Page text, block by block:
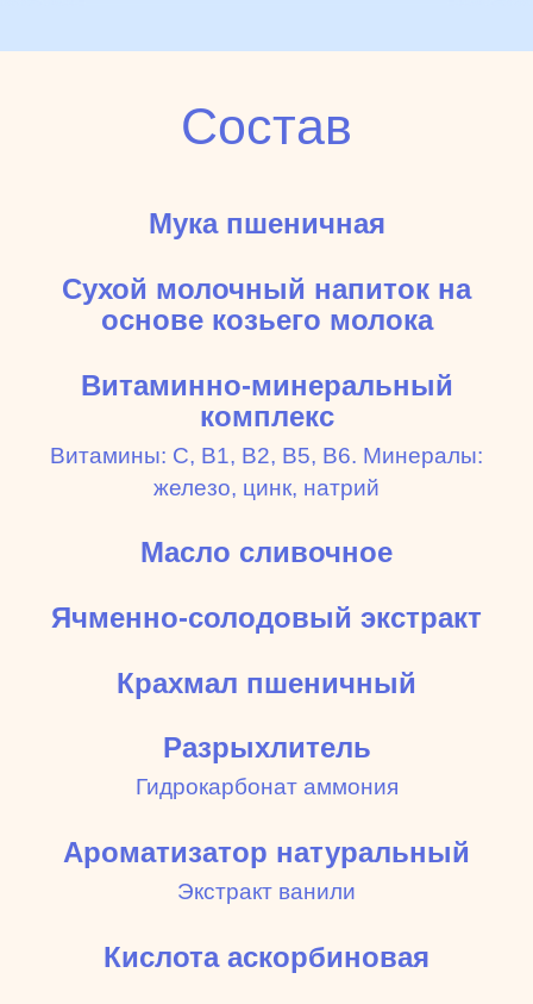
Состав
Мука пшеничная
Сухой молочный напиток на
основе козьего молока
Витаминно-минеральный
комплекс
Витамины: С, В1, В2, В5, В6. Минералы:
железо, цинк, натрий
Масло сливочное
Ячменно-солодовый экстракт
Крахмал пшеничный
Разрыхлитель
Гидрокарбонат аммония
Ароматизатор натуральный
Экстракт ванили
Кислота аскорбиновая